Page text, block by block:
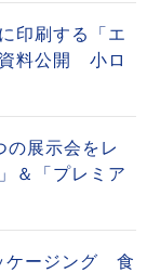
印刷する「エ
料公開 小ロ
の展示会をレ
＆「プレミア
ケージング 食